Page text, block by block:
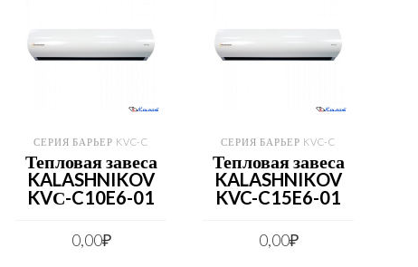
СЕРИЯ БАРЬЕР KVC-C
Тепловая завеса
KALASHNIKOV
KVС-C10E6-01
0,00₽
СЕРИЯ БАРЬЕР KVC-C
Тепловая завеса
KALASHNIKOV
KVC-C15E6-01
0,00₽